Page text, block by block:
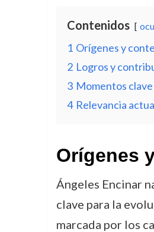
Contenidos
1 Orígenes y
2 Logros y
3 Momentos clave
4 Relevancia
Orígenes
Ángeles Encinar
clave para la
marcada por los